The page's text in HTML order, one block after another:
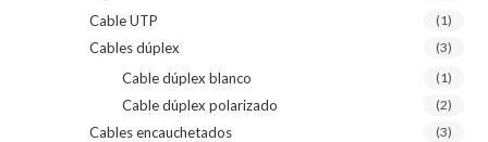
Cable UTP (1)
Cables dúplex (3)
Cable dúplex blanco (1)
Cable dúplex polarizado (2)
Cables encauchetados (3)